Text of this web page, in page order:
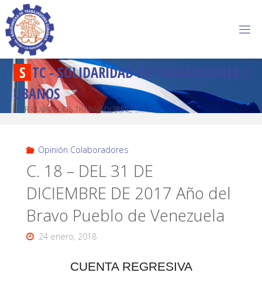
S TC-SOLIDARIDADD R A BAJADORES C
U BANOS
POR CUBA Y LOS TRABAJADORES
Opinión Colaboradores
C. 18 – DEL 31 DE
DICIEMBRE DE 2017 Año del
Bravo Pueblo de Venezuela
24 enero, 2018
CUENTA REGRESIVA